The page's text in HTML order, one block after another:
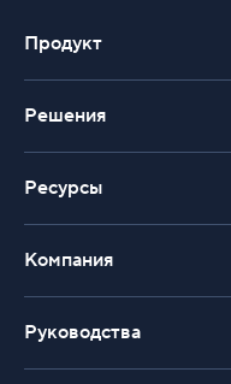
Продукт
Решения
Ресурсы
Компания
Руководства